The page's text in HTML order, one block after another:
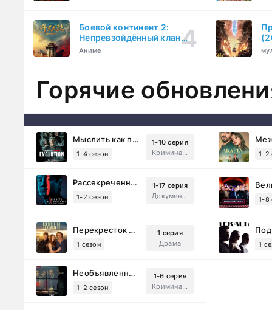
Боевой континент 2:
Непревзойдённый клан
Тан (2023)
Аниме
Горячие
Мыслить как преступник: Эволюция (2022)
1-4 сезон
1-10 серия
Криминал, Детектив, Триллер, Драма
1-2
Рассекреченные тайны с Дэвидом Духовны (2025)
1-2 сезон
1-17 серия
Документальный, Исторический, Sci-Fi
1-8
Перекресток Салливанов (2023)
1 сезон
1 серия
Драма
1
Необъявленная война (2022)
1-2 сезон
1-6 серия
Криминал, Триллер, Драма